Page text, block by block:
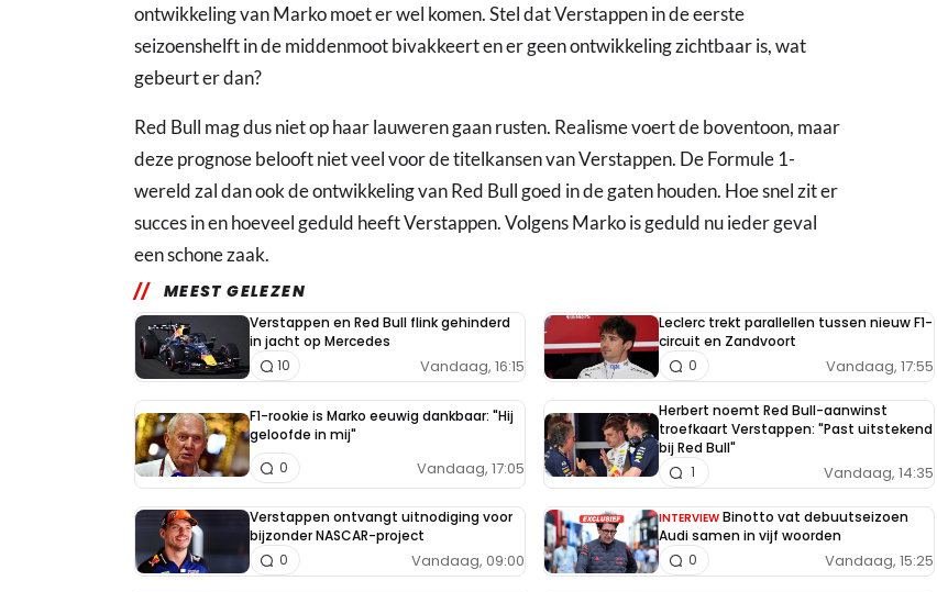
ontwikkeling van Marko moet er wel komen. Stel dat Verstappen in de eerste
seizoenshelft in de middenmoot bivakkeert en er geen ontwikkeling zichtbaar is, wat
gebeurt er dan?
Red Bull mag dus niet op haar lauweren gaan rusten. Realisme voert de boventoon, maar
deze prognose belooft niet veel voor de titelkansen van Verstappen. De Formule 1-
wereld zal dan ook de ontwikkeling van Red Bull goed in de gaten houden. Hoe snel zit er
succes in en hoeveel geduld heeft Verstappen. Volgens Marko is geduld nu ieder geval
een schone zaak.
MEEST GELEZEN
Verstappen en Red Bull flink gehinderd
in jacht op Mercedes
Vandaag, 16:15
10
Leclerc trekt parallellen tussen nieuw F1-
circuit en Zandvoort
Vandaag, 17:55
0
F1-rookie is Marko eeuwig dankbaar: "Hij
geloofde in mij"
Vandaag, 17:05
0
Herbert noemt Red Bull-aanwinst
troefkaart Verstappen: "Past uitstekend
bij Red Bull"
Vandaag, 14:35
1
Verstappen ontvangt uitnodiging voor
bijzonder NASCAR-project
Vandaag, 09:00
0
INTERVIEW Binotto vat debuutseizoen
Audi samen in vijf woorden
Vandaag, 15:25
0